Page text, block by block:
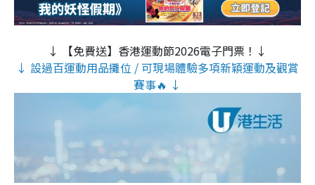
↓ 【免費送】香港運動節2026電子門票！↓
↓ 設過百運動用品攤位 / 可現場體驗多項新穎運動及觀賞
賽事🔥 ↓